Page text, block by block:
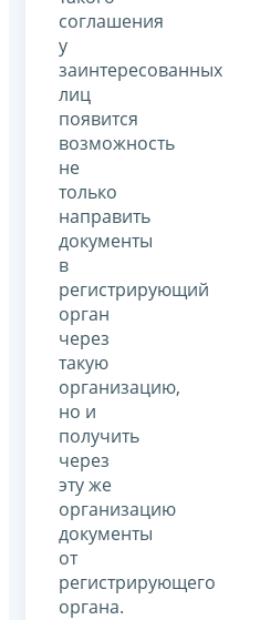
соглашения
у
заинтересованных
лиц
появится
возможность
не
только
направить
документы
в
регистрирующий
орган
через
такую
организацию,
но и
получить
через
эту же
организацию
документы
от
регистрирующего
органа.